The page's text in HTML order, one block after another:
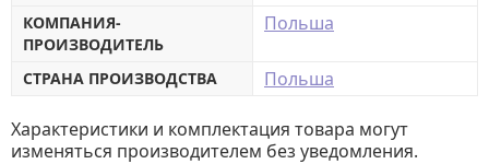
КОМПАНИЯ-
ПРОИЗВОДИТЕЛЬ
Польша
СТРАНА ПРОИЗВОДСТВА Польша
Характеристики и комплектация товара могут
изменяться производителем без уведомления.